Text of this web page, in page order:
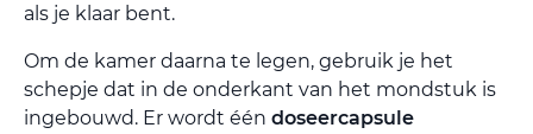
als je klaar bent.
Om de kamer daarna te legen, gebruik je het
schepje dat in de onderkant van het mondstuk is
ingebouwd. Er wordt één doseercapsule